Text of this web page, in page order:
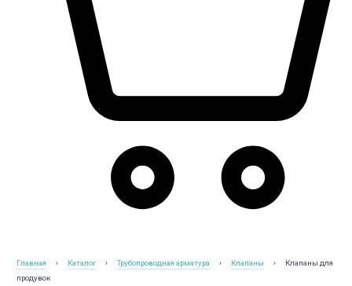
Главная › Каталог › Трубопроводная арматура › Клапаны ›
Клапаны для
продувок